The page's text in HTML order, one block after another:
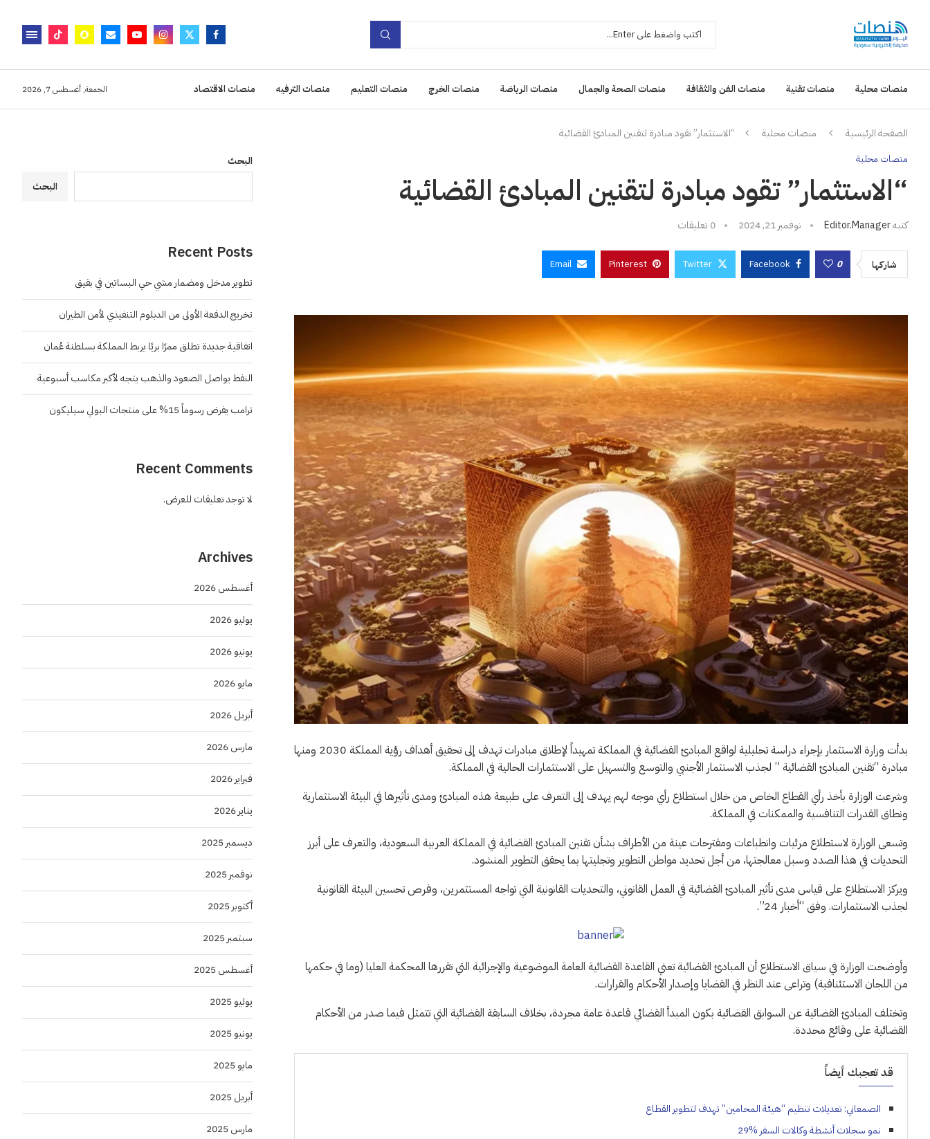
منصات محلية منصات تقنية منصات الفن والثقافة منصات الصحة والجمال منصات الرياضة منصات الخرج منصات التعليم منصات الترفيه منصات الاقتصاد الجمعة, أغسطس 7, 2026
الصفحة الرئيسية منصات محلية “الاستثمار” تقود مبادرة لتقنين المبادئ القضائية
منصات محلية
“الاستثمار” تقود مبادرة لتقنين المبادئ القضائية
كتبهEditor.manager نوفمبر 21, 2024 0 تعليقات
شاركها 0
Facebook
Twitter
Pinterest
Email
بدأت وزارة الاستثمار بإجراء دراسة تحليلية لواقع المبادئ القضائية في المملكة تمهيداً لإطلاق مبادرات تهدف إلى تحقيق أهداف رؤية المملكة 2030 ومنها
مبادرة “تقنين المبادئ القضائية ” لجذب الاستثمار الأجنبي والتوسع والتسهيل على الاستثمارات الحالية في المملكة.
وشرعت الوزارة بأخذ رأي القطاع الخاص من خلال استطلاع رأي موجه لهم يهدف إلى التعرف على طبيعة هذه المبادئ ومدى تأثيرها في البيئة الاستثمارية
ونطاق القدرات التنافسية والممكنات في المملكة.
وتسعى الوزارة لاستطلاع مرئيات وانطباعات ومقترحات عينة من الأطراف بشأن تقنين المبادئ القضائية في المملكة العربية السعودية، والتعرف على أبرز
التحديات في هذا الصدد وسبل معالجتها، من أجل تحديد مواطن التطوير وتجليتها بما يحقق التطوير المنشود.
ويركز الاستطلاع على قياس مدى تأثير المبادئ القضائية في العمل القانوني، والتحديات القانونية التي تواجه المستثمرين، وفرص تحسين البيئة القانونية
لجذب الاستثمارات. وفق “أخبار 24”.
وأوضحت الوزارة في سياق الاستطلاع أن المبادئ القضائية تعني القاعدة القضائية العامة الموضوعية والإجرائية التي تقررها المحكمة العليا (وما في حكمها
من اللجان الاستئنافية) وتراعى عند النظر في القضايا وإصدار الأحكام والقرارات.
وتختلف المبادئ القضائية عن السوابق القضائية بكون المبدأ القضائي قاعدة عامة مجردة، بخلاف السابقة القضائية التي تتمثل فيما صدر من الأحكام
القضائية على وقائع محددة.
قد تعجبك أيضاً
الصمعاني: تعديلات تنظيم “هيئة المحامين” تهدف لتطوير القطاع
ﻧﻤﻮ سجلات أنشطة وكالات السفر %29
البحث
البحث
Recent Posts
تطوير مدخل ومضمار مشي حي البساتين في بقيق
تخريج الدفعة الأولى من الدبلوم التنفيذي لأمن الطيران
اتفاقية جديدة تطلق ممرًا بريًا يربط المملكة بسلطنة عُمان
النفط يواصل الصعود والذهب يتجه لأكبر مكاسب أسبوعية
ترامب يفرض رسوماً 15% على منتجات البولي سيليكون
Recent Comments
لا توجد تعليقات للعرض.
Archives
أغسطس 2026
يوليو 2026
يونيو 2026
مايو 2026
أبريل 2026
مارس 2026
فبراير 2026
يناير 2026
ديسمبر 2025
نوفمبر 2025
أكتوبر 2025
سبتمبر 2025
أغسطس 2025
يوليو 2025
يونيو 2025
مايو 2025
أبريل 2025
مارس 2025